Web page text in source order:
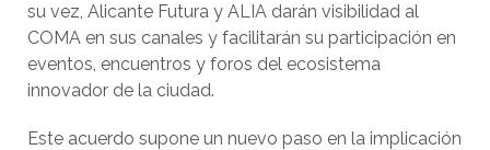
su vez, Alicante Futura y ALIA darán visibilidad al
COMA en sus canales y facilitarán su participación en
eventos, encuentros y foros del ecosistema
innovador de la ciudad.
Este acuerdo supone un nuevo paso en la implicación